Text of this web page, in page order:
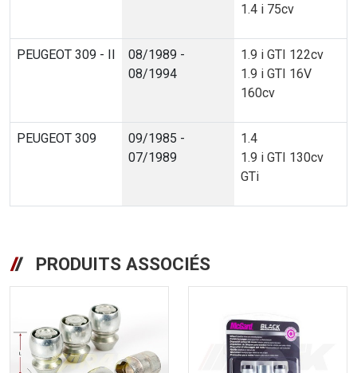
1.4 i 75cv
PEUGEOT 309 - II
08/1989 -
08/1994
1.9 i GTI 122cv
1.9 i GTI 16V
160cv
PEUGEOT 309
09/1985 -
07/1989
1.4
1.9 i GTI 130cv
GTi
PRODUITS ASSOCIÉS